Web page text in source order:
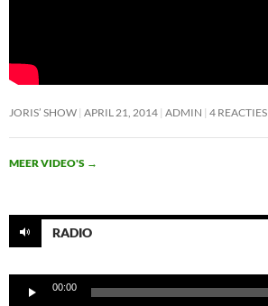
JORIS’ SHOW APRIL 21, 2014 ADMIN 4 REACTIES
MEER VIDEO'S →
RADIO
00:00